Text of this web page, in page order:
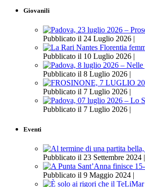
Giovanili
Pubblicato il 24 Luglio 2026 |
Pubblicato il 10 Luglio 2026 |
Pubblicato il 8 Luglio 2026 |
Pubblicato il 7 Luglio 2026 |
Pubblicato il 7 Luglio 2026 |
Eventi
Pubblicato il 23 Settembre 2024 |
Pubblicato il 9 Maggio 2024 |